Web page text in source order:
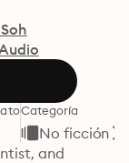
Categoría
No ficción
and